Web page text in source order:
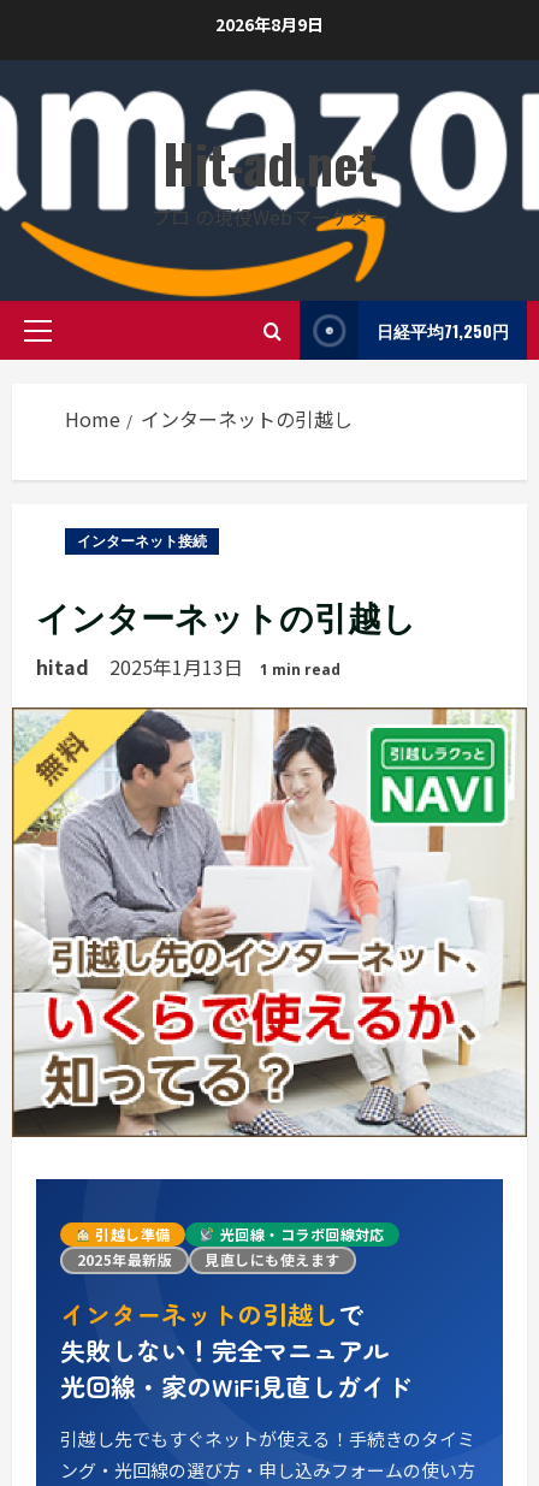
content
2026年8月9日
Hit-ad.net
プロ の現役Webマーケター
Primary
日経平均71,250円
Home インターネットの引越し
インターネット接続
インターネットの引越し
hitad 2025年1月13日 1 min read
引越し準備
光回線・コラボ回線対応
2025年最新版
見直しにも使えます
インターネットの引越しで
失敗しない！完全マニュアル
光回線・家のWiFi見直しガイド
引越し先でもすぐネットが使える！手続きのタイミ
ング・光回線の選び方・申し込みフォームの使い方